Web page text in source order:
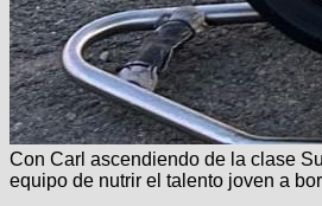
Con Carl ascendiendo de la clase
equipo de nutrir el talento joven a